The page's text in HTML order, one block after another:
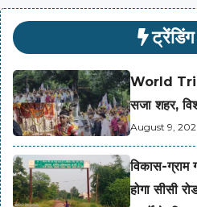
World
सजा शहर,
August 9,
विकास-ग्राम
होगा सीसी